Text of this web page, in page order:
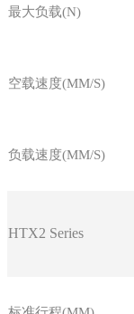
最大负载(N)
空载速度(MM/S)
负载速度(MM/S)
HTX2 Series